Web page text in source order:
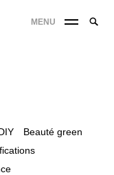
MENU
Beauté green